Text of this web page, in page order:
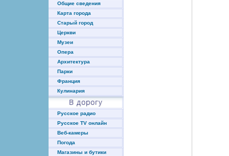
Общие сведения
Карта города
Старый город
Церкви
Музеи
Опера
Архитектура
Парки
Франция
Кулинария
В дорогу
Русское радио
Русское TV онлайн
Веб-камеры
Погода
Магазины и бутики